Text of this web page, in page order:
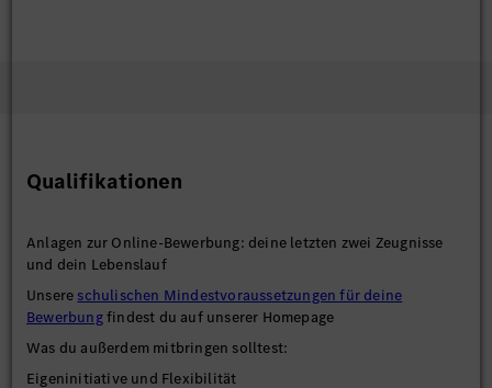
Darüber hinaus wird das Studium durch fach- und
Qualifikationen
Anlagen zur Online-Bewerbung: deine letzten zwei Zeugnisse
und dein Lebenslauf
Unsere schulischen Mindestvoraussetzungen für deine
Bewerbungfindest du auf unserer Homepage
Was du außerdem mitbringen solltest:
Eigeninitiative und Flexibilität